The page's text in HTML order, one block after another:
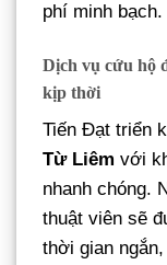
phí minh bạch.
Dịch vụ cứu hộ
kịp thời
Tiến Đạt triển
Từ Liêm với
nhanh chóng.
thuật viên sẽ
thời gian